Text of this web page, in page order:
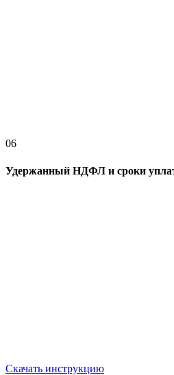
06
Удержанный НДФЛ и сроки
Скачать инструкцию